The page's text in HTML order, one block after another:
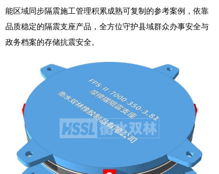
能区域同步隔震施工管理积累成熟可复制的参考案例，依靠
品质稳定的隔震支座产品，全方位守护县域群众办事安全与
政务档案的存储抗震安全。